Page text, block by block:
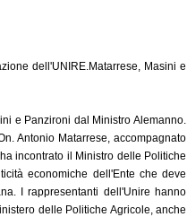
dell'UNIRE.Matarrese, Masini e
e Panzironi dal Ministro Alemanno.
Antonio Matarrese, accompagnato
incontrato il Ministro delle Politiche
economiche dell'Ente che deve
I rappresentanti dell'Unire hanno
delle Politiche Agricole, anche